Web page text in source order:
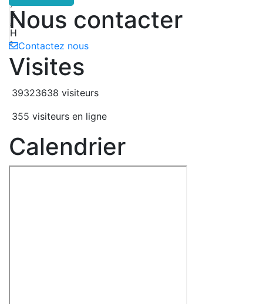
7
5
8
H
9
Nous contacter
Contactez nous
Visites
39323638 visiteurs
355 visiteurs en ligne
Calendrier